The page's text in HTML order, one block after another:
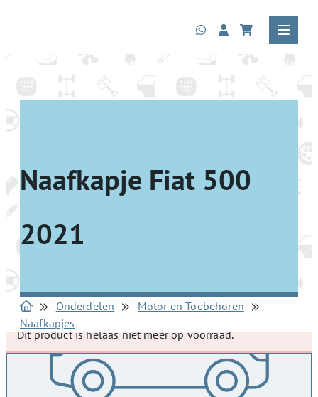
Naafkapje Fiat 500
2021
Onderdelen
Motor en Toebehoren
Naafkapjes
Dit product is helaas niet meer op voorraad.